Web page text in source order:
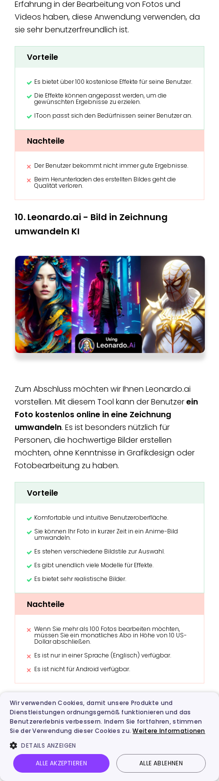
Erfahrung in der Bearbeitung von Fotos und
Videos haben, diese Anwendung verwenden, da
sie sehr benutzerfreundlich ist.
Vorteile
Es bietet über 100 kostenlose Effekte für seine Benutzer.
Die Effekte können angepasst werden, um die
gewünschten Ergebnisse zu erzielen.
IToon passt sich den Bedürfnissen seiner Benutzer an.
Nachteile
Der Benutzer bekommt nicht immer gute Ergebnisse.
Beim Herunterladen des erstellten Bildes geht die
Qualität verloren.
10. Leonardo.ai - Bild in Zeichnung
umwandeln KI
Zum Abschluss möchten wir Ihnen Leonardo.ai
vorstellen. Mit diesem Tool kann der Benutzerein
Foto kostenlos online in eine Zeichnung
umwandeln. Es ist besonders nützlich für
Personen, die hochwertige Bilder erstellen
möchten, ohne Kenntnisse in Grafikdesign oder
Fotobearbeitung zu haben.
Vorteile
Komfortable und intuitive Benutzeroberfläche.
Sie können Ihr Foto in kurzer Zeit in ein Anime-Bild
umwandeln.
Es stehen verschiedene Bildstile zur Auswahl.
Es gibt unendlich viele Modelle für Effekte.
Es bietet sehr realistische Bilder.
Nachteile
Wenn Sie mehr als 100 Fotos bearbeiten möchten,
müssen Sie ein monatliches Abo in Höhe von 10 US-
Dollar abschließen.
Es ist nur in einer Sprache (Englisch) verfügbar.
Es ist nicht für Android verfügbar.
Wir verwenden Cookies, damit unsere Produkte und
Dienstleistungen ordnungsgemäß funktionieren und das
Benutzererlebnis verbessern. Indem Sie fortfahren, stimmen
Sie der Verwendung dieser Cookies zu.Weitere Informationen
DETAILS ANZEIGEN
ALLE AKZEPTIEREN ALLE ABLEHNEN